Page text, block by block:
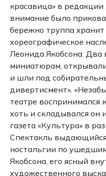
красавица» в
внимание было
бережно труппа
хореографическое
Леонида Якобсона. Два
миниатюрам,
и шли под
дивертисмент».
театре воспринимался
хоть и складывался он
газета «Культура» в
Спектакль
ностальгии по
Якобсона, его ясный
художественного